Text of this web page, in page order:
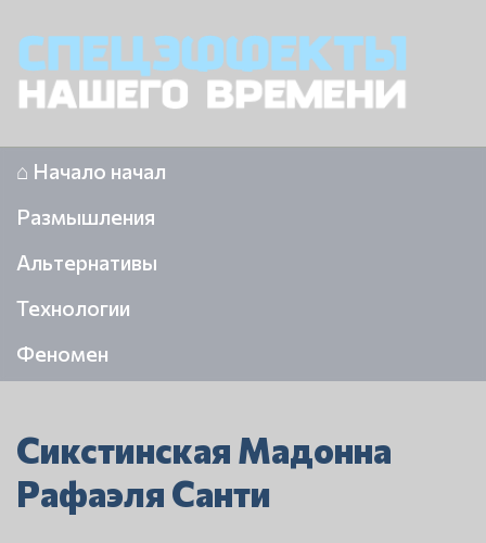
⌂ Начало начал
Размышления
Альтернативы
Технологии
Феномен
Сикстинская Мадонна
Рафаэля Санти